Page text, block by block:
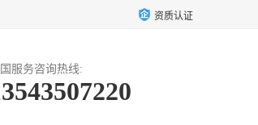
资质认证
服务咨询热线: